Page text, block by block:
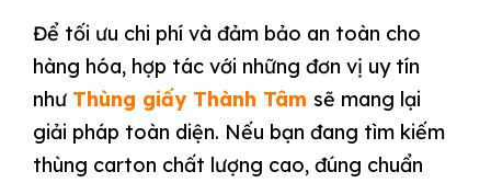
Để tối ưu chi phí và đảm bảo an toàn cho
hàng hóa, hợp tác với những đơn vị uy tín
như Thùng giấy Thành Tâm sẽ mang lại
giải pháp toàn diện. Nếu bạn đang tìm kiếm
thùng carton chất lượng cao, đúng chuẩn